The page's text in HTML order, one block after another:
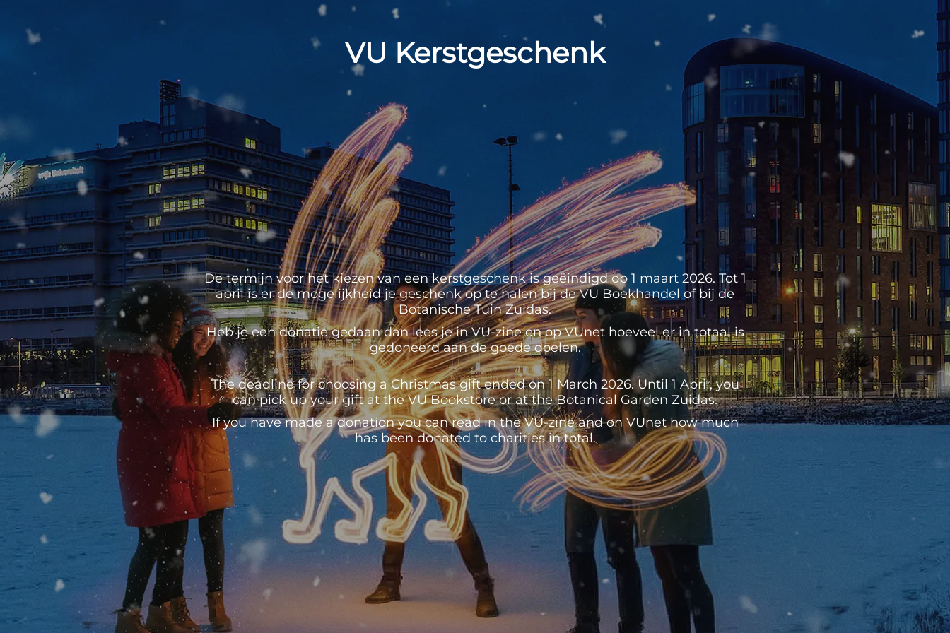
VU Kerstgeschenk
De termijn voor het kiezen van een kerstgeschenk is geëindigd op 1 maart 2026. Tot 1
april is er de mogelijkheid je geschenk op te halen bij de VU Boekhandel of bij de
Botanische Tuin Zuidas.
Heb je een donatie gedaan dan lees je in VU-zine en op VUnet hoeveel er in totaal is
gedoneerd aan de goede doelen.
The deadline for choosing a Christmas gift ended on 1 March 2026. Until 1 April, you
can pick up your gift at the VU Bookstore or at the Botanical Garden Zuidas.
If you have made a donation you can read in the VU-zine and on VUnet how much
has been donated to charities in total.